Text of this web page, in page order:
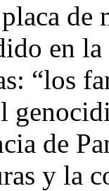
de
en
“los
de
y la